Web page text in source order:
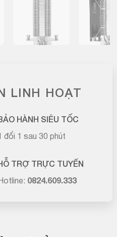
LINH HOẠT
HÀNH SIÊU TỐC
đổi 1 sau 30 phút
TRỢ TRỰC TUYẾN
0824.609.333